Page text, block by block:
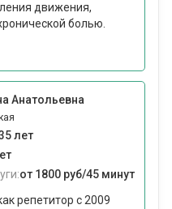
движения,
болью.
Анатольевна
лет
от 1800 руб/45 минут
репетитор с 2009